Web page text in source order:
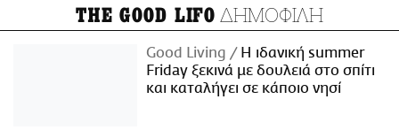
THE GOOD LIFO ΔΗΜΟΦΙΛΗ
Good Living
Η ιδανική summer
Friday ξεκινά με δουλειά στο σπίτι
και καταλήγει σε κάποιο νησί